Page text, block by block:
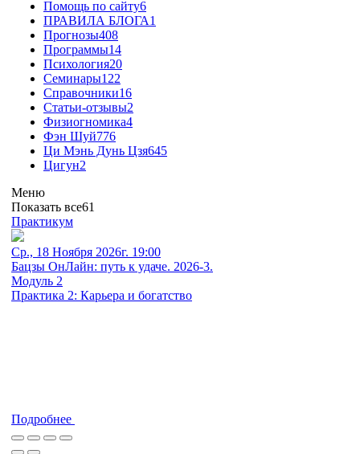
Помощь по сайту6
ПРАВИЛА БЛОГА1
Прогнозы408
Программы14
Психология20
Семинары122
Справочники16
Статьи-отзывы2
Физиогномика4
Фэн Шуй776
Ци Мэнь Дунь Цзя645
Цигун2
Меню
Показать все61
Практикум
Ср., 18 Ноября 2026г. 19:00
Бацзы ОнЛайн: путь к удаче. 2026-3.
Модуль 2
Практика 2: Карьера и богатство
Подробнее